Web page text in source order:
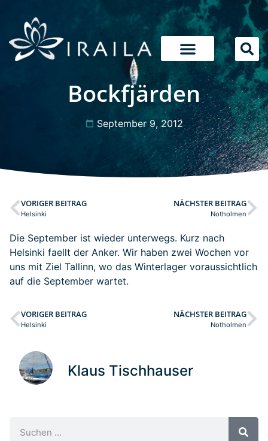
Bockfjärden
September 9, 2012
VORIGER BEITRAG
Helsinki
NÄCHSTER BEITRAG
Notholmen
Die September ist wieder unterwegs. Kurz nach
Helsinki faellt der Anker. Wir haben zwei Wochen vor
uns mit Ziel Tallinn, wo das Winterlager voraussichtlich
auf die September wartet.
VORIGER BEITRAG
Helsinki
NÄCHSTER BEITRAG
Notholmen
Klaus Tischhauser